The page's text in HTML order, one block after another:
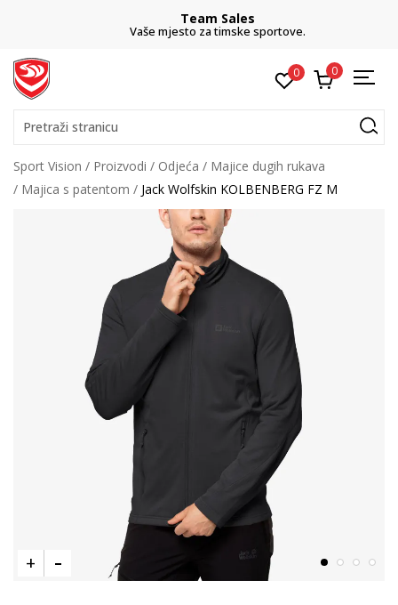
Team Sales
Vaše mjesto za timske sportove.
0 0
Pretraži stranicu
Sport Vision Proizvodi Odjeća
Majice dugih rukava
Majica s patentom
Jack Wolfskin KOLBENBERG FZ M